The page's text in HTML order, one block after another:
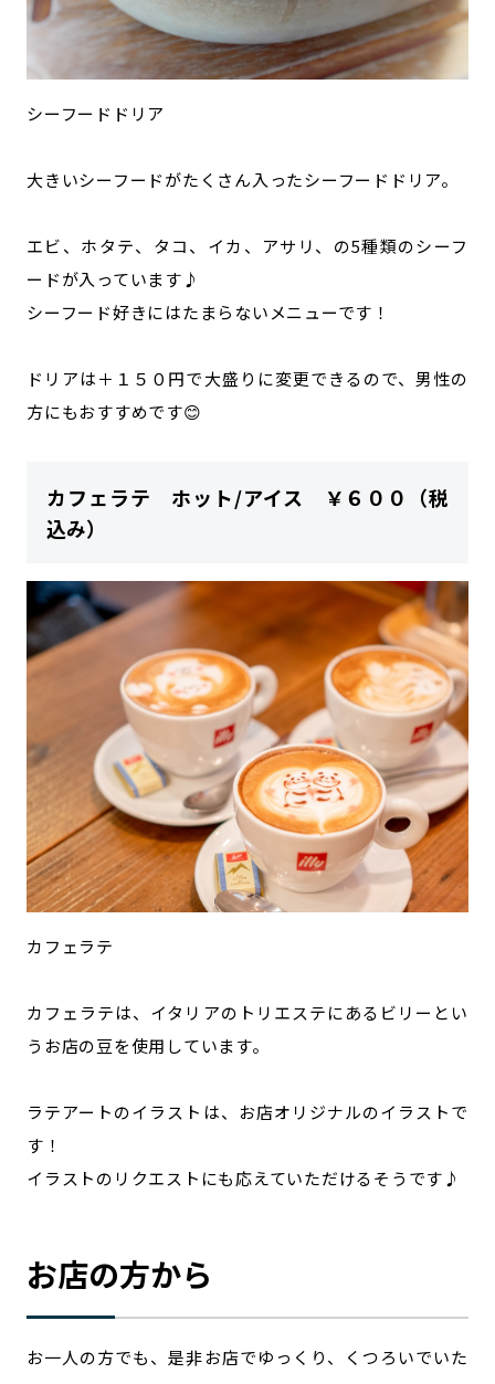
シーフードドリア
大きいシーフードがたくさん入ったシーフードドリア。
エビ、ホタテ、タコ、イカ、アサリ、の5種類のシーフ
ードが入っています♪
シーフード好きにはたまらないメニューです！
ドリアは＋１５０円で大盛りに変更できるので、男性の
方にもおすすめです😊
カフェラテ ホット/アイス ￥６００（税
込み）
カフェラテ
カフェラテは、イタリアのトリエステにあるビリーとい
うお店の豆を使用しています。
ラテアートのイラストは、お店オリジナルのイラストで
す！
イラストのリクエストにも応えていただけるそうです♪
お店の方から
お一人の方でも、是非お店でゆっくり、くつろいでいた